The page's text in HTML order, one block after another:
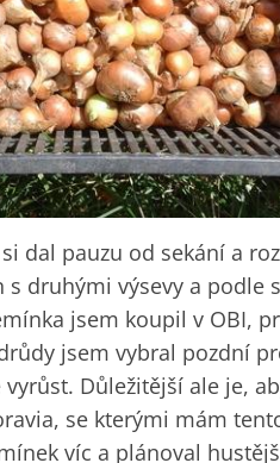
dal pauzu od sekání a
druhými výsevy a podle
jsem koupil v OBI,
jsem vybral pozdní
Důležitější ale je,
se kterými mám
víc a plánoval